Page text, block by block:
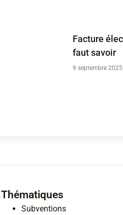
Facture
faut savoir
9 septembre 2025
Thématiques
Subventions